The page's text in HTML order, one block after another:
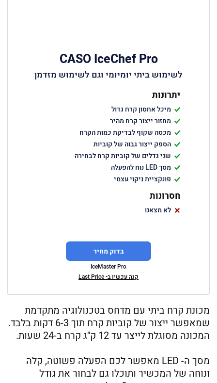
CASO IceChef Pro
לשימוש ביתי יומיומי וגם לשימוש מזדמן
יתרונות
מיכל אחסון קרח גדול
מחזור ייצור קרח מהיר
מכסה שקוף לבדיקת כמות הקרח
הספק ייצור גבוה של קוביות
שני גדלים של קוביות קרח לבחירה
מסך LED נוח להפעלה
פונקציית ניקוי עצמי
חסרונות
לא מצאנו
בדוק מחיר
IceMaster Pro
קנה עכשיו ב- Last Price
מכונת קרח ביתי עם מדחס בטכנולוגיה מתקדמת
שמאפשר ייצור של קוביות קרח תוך 6-3 דקות בלבד.
המכונה מסוגלת לייצר עד 12 ק"ג קרח ב-24 שעות.
מסך ה- LED מאפשר לכם הפעלה פשוטה, קלה
ונוחה של המכשיר ותוכלו גם לבחור את גודל